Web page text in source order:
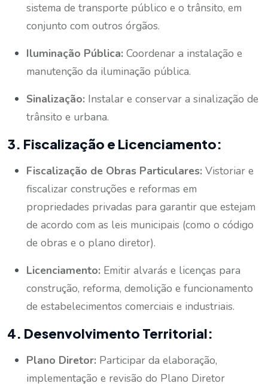
sistema de transporte público e o trânsito, em
conjunto com outros órgãos.
Iluminação Pública: Coordenar a instalação e
manutenção da iluminação pública.
Sinalização: Instalar e conservar a sinalização de
trânsito e urbana.
3. Fiscalização e Licenciamento:
Fiscalização de Obras Particulares: Vistoriar e
fiscalizar construções e reformas em
propriedades privadas para garantir que estejam
de acordo com as leis municipais (como o código
de obras e o plano diretor).
Licenciamento: Emitir alvarás e licenças para
construção, reforma, demolição e funcionamento
de estabelecimentos comerciais e industriais.
4. Desenvolvimento Territorial:
Plano Diretor: Participar da elaboração,
implementação e revisão do Plano Diretor